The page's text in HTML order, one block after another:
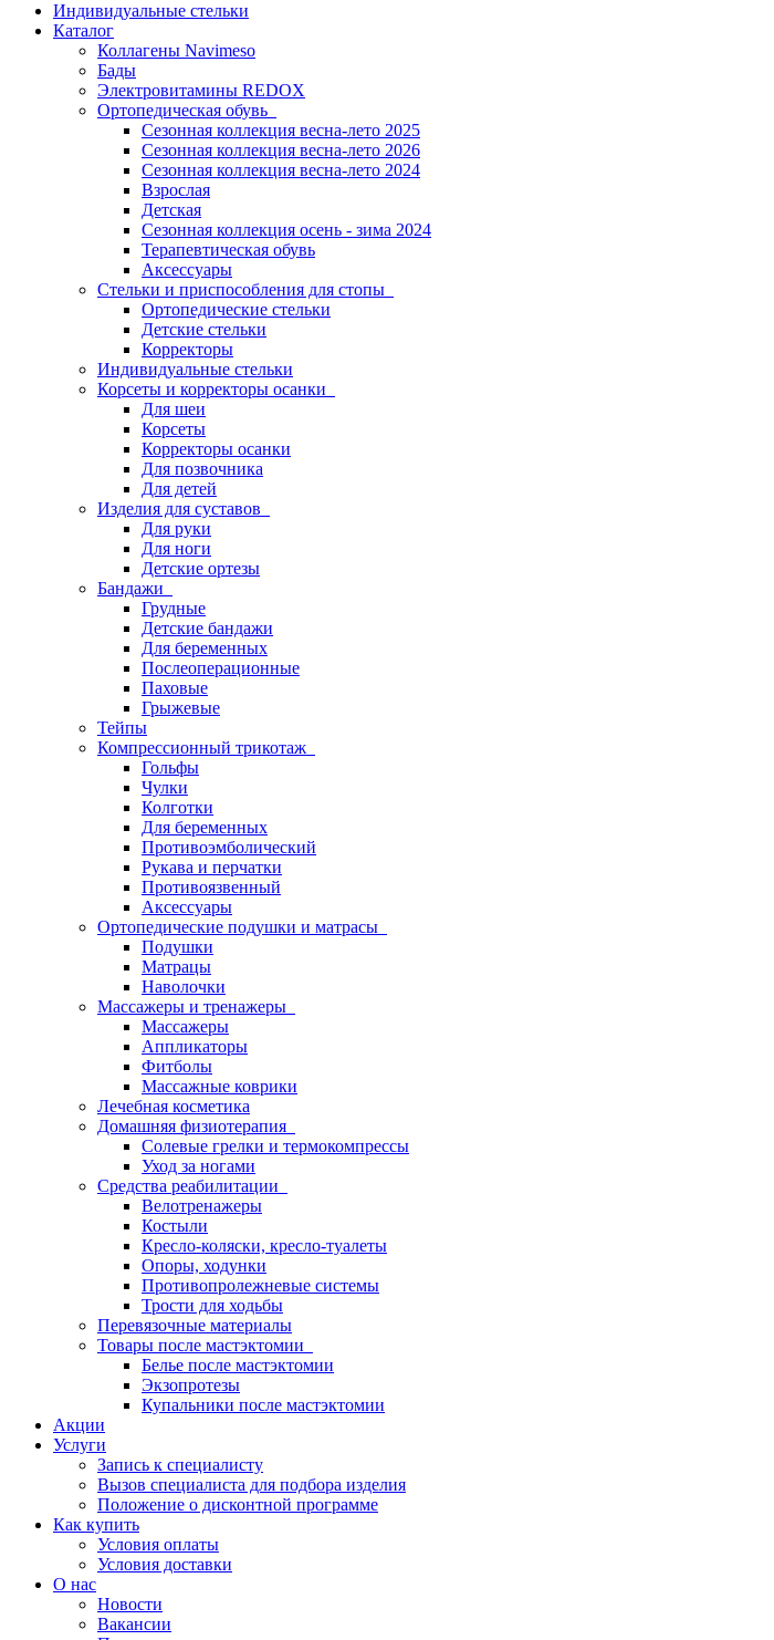
Индивидуальные стельки
Каталог
Коллагены Navimeso
Бады
Электровитамины REDOX
Ортопедическая обувь
Сезонная коллекция весна-лето 2025
Сезонная коллекция весна-лето 2026
Сезонная коллекция весна-лето 2024
Взрослая
Детская
Сезонная коллекция осень - зима 2024
Терапевтическая обувь
Аксессуары
Стельки и приспособления для стопы
Ортопедические стельки
Детские стельки
Корректоры
Индивидуальные стельки
Корсеты и корректоры осанки
Для шеи
Корсеты
Корректоры осанки
Для позвочника
Для детей
Изделия для суставов
Для руки
Для ноги
Детские ортезы
Бандажи
Грудные
Детские бандажи
Для беременных
Послеоперационные
Паховые
Грыжевые
Тейпы
Компрессионный трикотаж
Гольфы
Чулки
Колготки
Для беременных
Противоэмболический
Рукава и перчатки
Противоязвенный
Аксессуары
Ортопедические подушки и матрасы
Подушки
Матрацы
Наволочки
Массажеры и тренажеры
Массажеры
Аппликаторы
Фитболы
Массажные коврики
Лечебная косметика
Домашняя физиотерапия
Солевые грелки и термокомпрессы
Уход за ногами
Средства реабилитации
Велотренажеры
Костыли
Кресло-коляски, кресло-туалеты
Опоры, ходунки
Противопролежневые системы
Трости для ходьбы
Перевязочные материалы
Товары после мастэктомии
Белье после мастэктомии
Экзопротезы
Купальники после мастэктомии
Акции
Услуги
Запись к специалисту
Вызов специалиста для подбора изделия
Положение о дисконтной программе
Как купить
Условия оплаты
Условия доставки
О нас
Новости
Вакансии